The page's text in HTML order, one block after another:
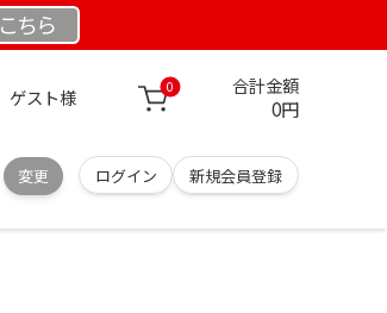
こちら
ゲスト様 0 合計金額
0円
変更 ログイン 新規会員登録